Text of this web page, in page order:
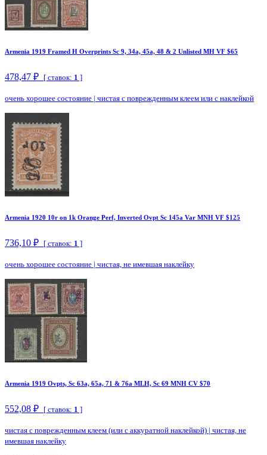
Armenia 1919 Framed H Overprints Sc 9, 34a, 45a, 48 & 2 Unlisted MH VF $65
478,47 ₽ [ ставок: 1 ]
очень хорошее состояние | чистая с поврежденным клеем или с наклейкой
Armenia 1920 10r on 1k Orange Perf, Inverted Ovpt Sc 145a Var MNH VF $125
736,10 ₽ [ ставок: 1 ]
очень хорошее состояние | чистая, не имевшая наклейку
Armenia 1919 Ovpts, Sc 63a, 65a, 71 & 76a MLH, Sc 69 MNH CV $70
552,08 ₽ [ ставок: 1 ]
чистая с поврежденным клеем (или с аккуратной наклейкой) | чистая, не
имевшая наклейку